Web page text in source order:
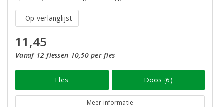
Op verlanglijst
11,45
Vanaf 12 flessen 10,50 per fles
Fles Doos (6)
Meer informatie